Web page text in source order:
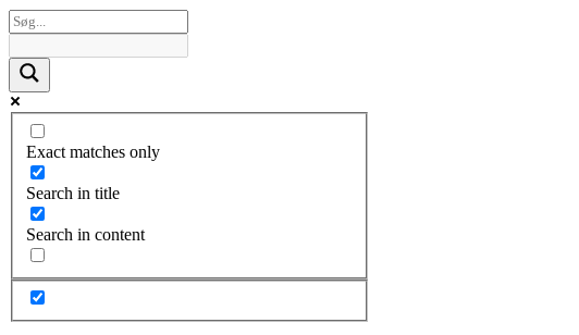
Exact matches only
Search in title
Search in content